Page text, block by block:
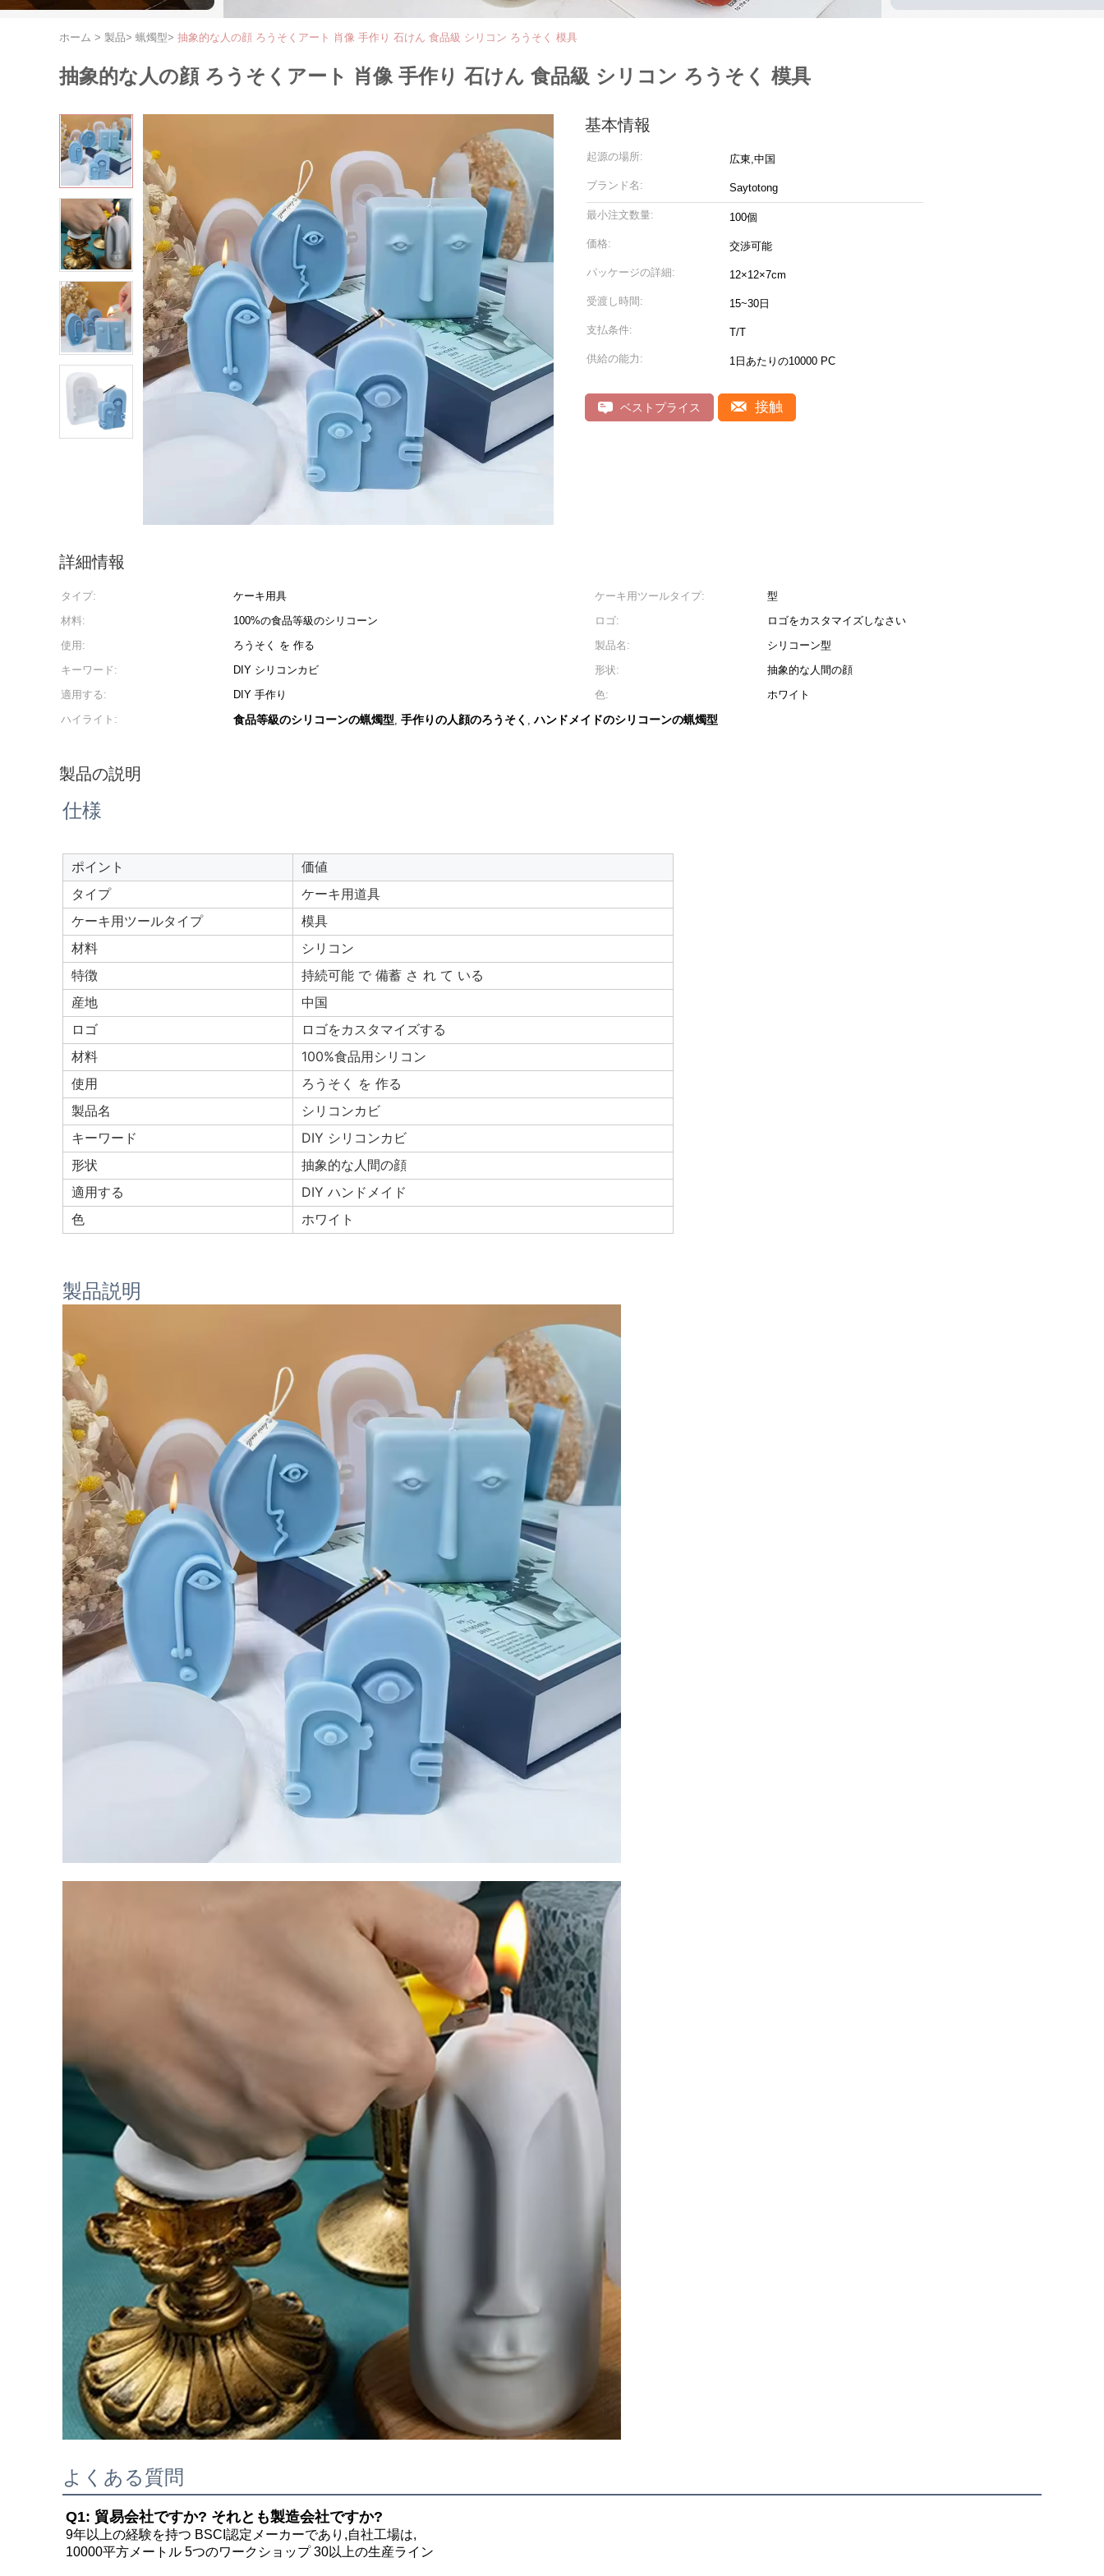
ホーム > 製品> 蝋燭型> 抽象的な人の顔 ろうそくアート 肖像 手作り 石けん 食品級 シリコン ろうそく 模具
抽象的な人の顔 ろうそくアート 肖像 手作り 石けん 食品級 シリコン ろうそく 模具
基本情報
起源の場所: 広東,中国
ブランド名: Saytotong
最小注文数量: 100個
価格: 交渉可能
パッケージの詳細: 12×12×7cm
受渡し時間: 15~30日
支払条件: T/T
供給の能力: 1日あたりの10000 PC
ベストプライス 接触
詳細情報
タイプ: ケーキ用具 ケーキ用ツールタイプ:
型
材料:
100%の食品等級のシリコーン ロゴ:
ロゴをカスタマイズしなさい
使用:
ろうそく を 作る 製品名:
シリコーン型
キーワード:
DIY シリコンカビ 形状:
抽象的な人間の顔
適用する:
DIY 手作り 色:
ホワイト
ハイライト:
食品等級のシリコーンの蝋燭型, 手作りの人顔のろうそく ,ハンドメイドのシリコーンの蝋燭型
製品の説明
仕様
ポイント
価値
タイプ
ケーキ用道具
ケーキ用ツールタイプ
模具
材料
シリコン
特徴
持続可能 で 備蓄 さ れ て いる
産地
中国
ロゴ
ロゴをカスタマイズする
材料
100%食品用シリコン
使用
ろうそく を 作る
製品名
シリコンカビ
キーワード
DIY シリコンカビ
形状
抽象的な人間の顔
適用する
DIY ハンドメイド
色
ホワイト
製品説明
よくある質問
Q1: 貿易会社ですか? それとも製造会社ですか?
9年以上の経験を持つ BSCI認定メーカーであり,自社工場は,
10000平方メートル 5つのワークショップ 30以上の生産ライン